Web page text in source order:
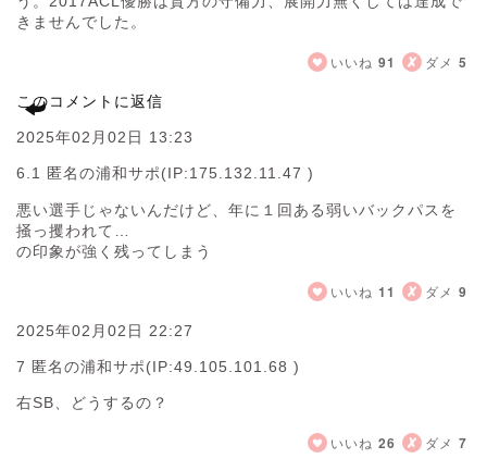
きませんでした。
いいね 91 ダメ 5
このコメントに返信
2025年02月02日 13:23
6.1 匿名の浦和サポ(IP:175.132.11.47 )
悪い選手じゃないんだけど、年に１回ある弱いバックパスを
掻っ攫われて…
の印象が強く残ってしまう
いいね 11 ダメ 9
2025年02月02日 22:27
7 匿名の浦和サポ(IP:49.105.101.68 )
右SB、どうするの？
いいね 26 ダメ 7